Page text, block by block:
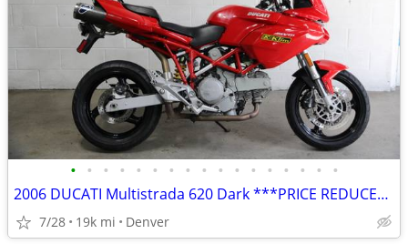
• • • • • • • • • • • • • • • • •
2006 DUCATI Multistrada 620 Dark ***PRICE REDUCED***
7/28 19k mi Denver